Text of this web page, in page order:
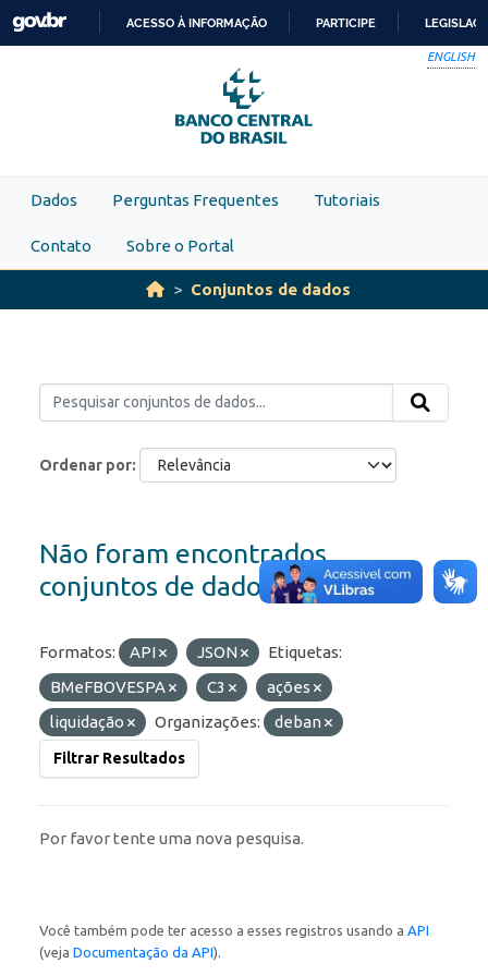
Skip to main content
PARA
O
CONTEÚDO
ACESSO À INFORMAÇÃO PARTICIPE
ENGLISH
Dados Perguntas Frequentes Tutoriais
Contato Sobre o Portal
Conjuntos de dados
Ordenar por
Não foram encontrados
conjuntos de dados
Formatos: API JSON
Etiquetas:
BMeFBOVESPA
C3
ações
liquidação
Organizações: deban
Filtrar Resultados
Por favor tente uma nova pesquisa.
Você também pode ter acesso a esses registros usando a API
(veja Documentação da API).